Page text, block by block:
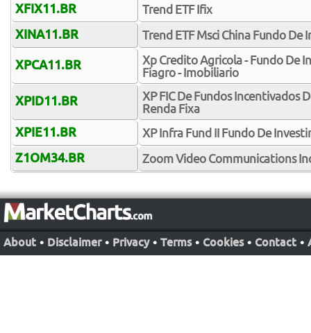
XFIX11.BR
Trend ETF Ifix
XINA11.BR
Trend ETF Msci China Fundo De
XPCA11.BR
Xp Credito Agricola - Fundo De
Fiagro - Imobiliario
XPID11.BR
XP FIC De Fundos
Renda Fixa
XPIE11.BR
XP Infra Fund II Fundo De
Z1OM34.BR
Zoom Video Communications
About • Disclaimer • Privacy • Terms • Cookies • Contact •